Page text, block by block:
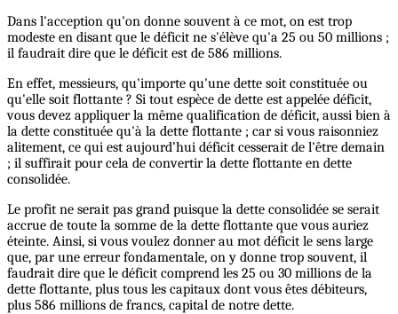
Dans l'acception qu'on donne souvent à ce mot, on est trop
modeste en disant que le déficit ne s'élève qu'a 25 ou 50 millions ;
il faudrait dire que le déficit est de 586 millions.
En effet, messieurs, qu'importe qu'une dette soit constituée ou
qu'elle soit flottante ? Si tout espèce de dette est appelée déficit,
vous devez appliquer la même qualification de déficit, aussi bien à
la dette constituée qu'à la dette flottante ; car si vous raisonniez
alitement, ce qui est aujourd’hui déficit cesserait de l'être demain
; il suffirait pour cela de convertir la dette flottante en dette
consolidée.
Le profit ne serait pas grand puisque la dette consolidée se serait
accrue de toute la somme de la dette flottante que vous auriez
éteinte. Ainsi, si vous voulez donner au mot déficit le sens large
que, par une erreur fondamentale, on y donne trop souvent, il
faudrait dire que le déficit comprend les 25 ou 30 millions de la
dette flottante, plus tous les capitaux dont vous êtes débiteurs,
plus 586 millions de francs, capital de notre dette.